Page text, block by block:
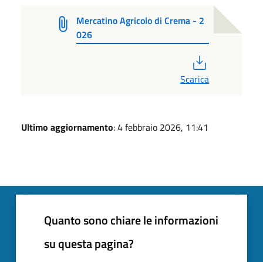
Mercatino Agricolo di Crema - 2
026
Scarica
Ultimo aggiornamento: 4 febbraio 2026, 11:41
Quanto sono chiare le informazioni
su questa pagina?